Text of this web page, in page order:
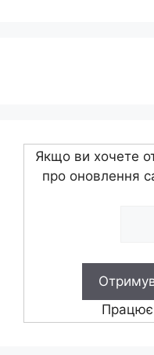
Якщо ви хочете
про оновлення